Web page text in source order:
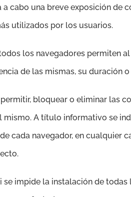
a cabo una breve exposición
utilizados por los usuarios.
los navegadores permiten
de las mismas, su duración
bloquear o eliminar las
mismo. A título informativo se
de cada navegador, en
se impide la instalación de